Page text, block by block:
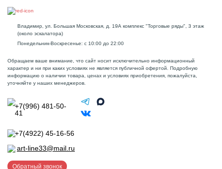
Владимир, ул. Большая Московская, д. 19А комплекс "Торговые ряды", 3 этаж
(около эскалатора)
Понедельник-Воскресенье: с 10:00 до 22:00
Обращаем ваше внимание, что сайт носит исключительно информационный
характер и ни при каких условиях не является публичной офертой. Подробную
информацию о наличии товара, ценах и условиях приобретения, пожалуйста,
уточняйте у наших менеджеров.
+7(996) 481-50-
41
+7(4922) 45-16-56
art-line33@mail.ru
Обратный звонок